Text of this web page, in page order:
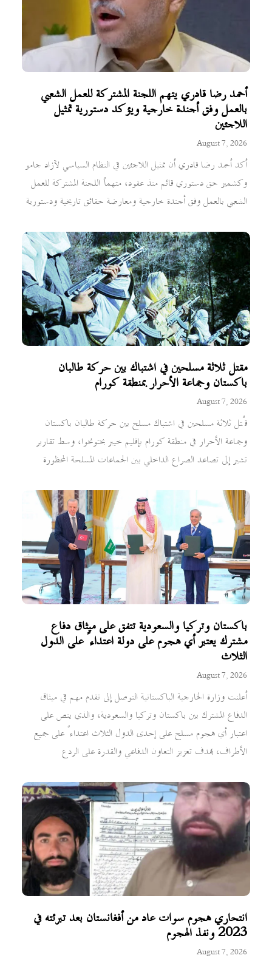
أحمد رضا قادري يتهم اللجنة المشتركة للعمل الشعبي
بالعمل وفق أجندة خارجية ويؤكد دستورية تمثيل
اللاجئين
August 7, 2026
أكد أحمد رضا قادري أن تمثيل اللاجئين في النظام السياسي لآزاد جامو
وكشمير حق دستوري قائم منذ عقود، متهماً اللجنة المشتركة للعمل
الشعبي بالعمل وفق أجندة خارجية ومعارضة حقائق تاريخية ودستورية
مقتل ثلاثة مسلحين في اشتباك بين حركة طالبان
باكستان وجماعة الأحرار بمنطقة كورام
August 7, 2026
قُتل ثلاثة مسلحين في اشتباك مسلح بين حركة طالبان باكستان
وجماعة الأحرار في منطقة كورام بإقليم خيبر بختونخوا، وسط تقارير
تشير إلى تصاعد الصراع الداخلي بين الجماعات المسلحة المحظورة
باكستان وتركيا والسعودية تتفق على ميثاق دفاع
مشترك يعتبر أي هجوم على دولة اعتداءً على الدول
الثلاث
August 7, 2026
أعلنت وزارة الخارجية الباكستانية التوصل إلى تقدم مهم في ميثاق
الدفاع المشترك بين باكستان وتركيا والسعودية، والذي ينص على
اعتبار أي هجوم مسلح على إحدى الدول الثلاث اعتداءً على جميع
الأطراف، بهدف تعزيز التعاون الدفاعي والقدرة على الردع
انتحاري هجوم سوات عاد من أفغانستان بعد تبرئته في
2023 ونفذ الهجوم
August 7, 2026